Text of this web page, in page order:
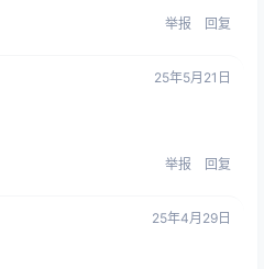
举报 回复
25年5月21日
举报 回复
25年4月29日